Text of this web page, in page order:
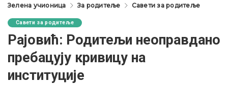
Зелена учионица За родитеље Савети за родитеље
Савети за родитеље
Рајовић: Родитељи неоправдано
пребацују кривицу на
институције